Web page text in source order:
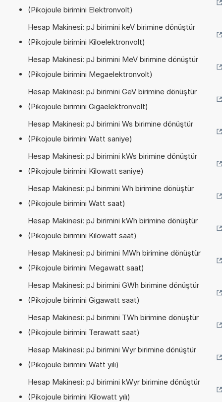
(Pikojoule birimini Elektronvolt)
Hesap Makinesi: pJ birimini keV birimine dönüştür
(Pikojoule birimini Kiloelektronvolt)
Hesap Makinesi: pJ birimini MeV birimine dönüştür
(Pikojoule birimini Megaelektronvolt)
Hesap Makinesi: pJ birimini GeV birimine dönüştür
(Pikojoule birimini Gigaelektronvolt)
Hesap Makinesi: pJ birimini Ws birimine dönüştür
(Pikojoule birimini Watt saniye)
Hesap Makinesi: pJ birimini kWs birimine dönüştür
(Pikojoule birimini Kilowatt saniye)
Hesap Makinesi: pJ birimini Wh birimine dönüştür
(Pikojoule birimini Watt saat)
Hesap Makinesi: pJ birimini kWh birimine dönüştür
(Pikojoule birimini Kilowatt saat)
Hesap Makinesi: pJ birimini MWh birimine dönüştür
(Pikojoule birimini Megawatt saat)
Hesap Makinesi: pJ birimini GWh birimine dönüştür
(Pikojoule birimini Gigawatt saat)
Hesap Makinesi: pJ birimini TWh birimine dönüştür
(Pikojoule birimini Terawatt saat)
Hesap Makinesi: pJ birimini Wyr birimine dönüştür
(Pikojoule birimini Watt yılı)
Hesap Makinesi: pJ birimini kWyr birimine dönüştür
(Pikojoule birimini Kilowatt yılı)